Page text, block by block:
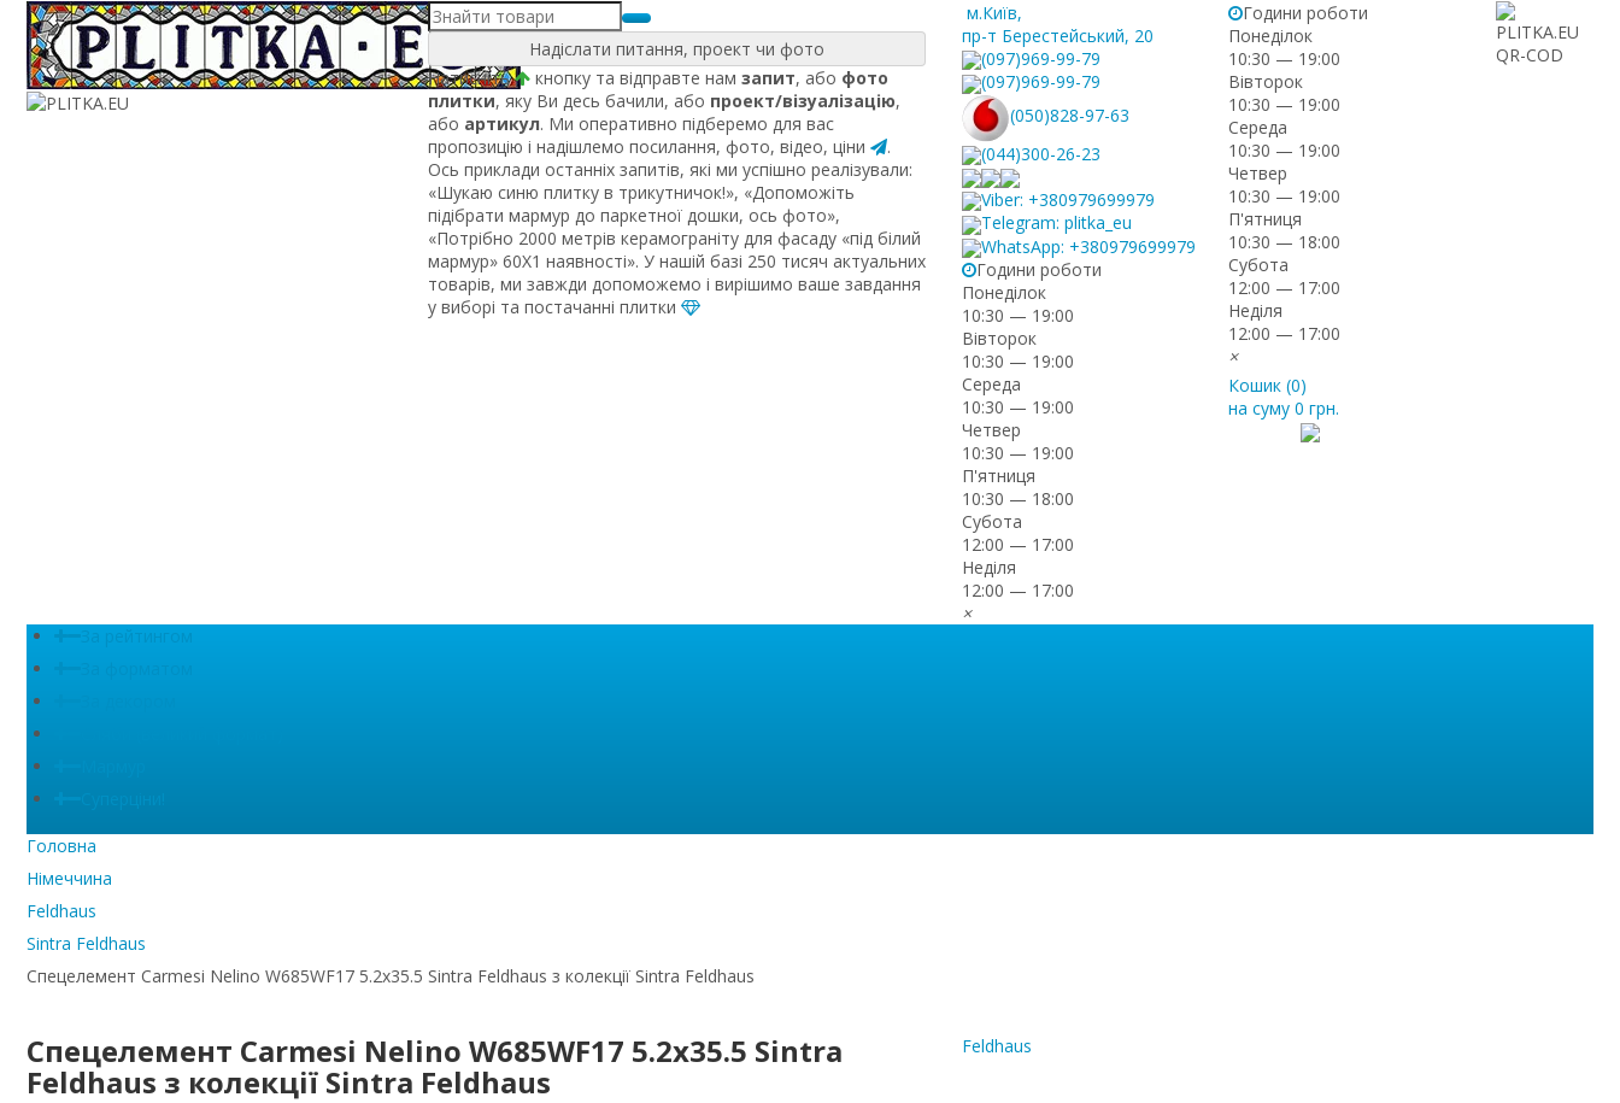
Надіслати питання, проект чи фото
Натисніть
кнопку та відправте нам запит, або фото
плитки, яку Ви десь бачили, або проект/візуалізацію,
або артикул. Ми оперативно підберемо для вас
пропозицію і надішлемо посилання, фото, відео, ціни
.
Ось приклади останніх запитів, які ми успішно реалізували:
«Шукаю синю плитку в трикутничок!», «Допоможіть
підібрати мармур до паркетної дошки, ось фото»,
«Потрібно 2000 метрів керамограніту для фасаду «під білий
мармур» 60Х1 наявності». У нашій базі 250 тисяч актуальних
товарів, ми завжди допоможемо і вирішимо ваше завдання
у виборі та постачанні плитки
м.Київ,
пр-т Берестейський, 20
(097)969-99-79
(097)969-99-79
(050)828-97-63
(044)300-26-23
Viber: +380979699979
Telegram: plitka_eu
WhatsApp: +380979699979
Години роботи
Понеділок
10:30 — 19:00
Вівторок
10:30 — 19:00
Середа
10:30 — 19:00
Четвер
10:30 — 19:00
П'ятниця
10:30 — 18:00
Субота
12:00 — 17:00
Неділя
12:00 — 17:00
×
Години роботи
Понеділок
10:30 — 19:00
Вівторок
10:30 — 19:00
Середа
10:30 — 19:00
Четвер
10:30 — 19:00
П'ятниця
10:30 — 18:00
Субота
12:00 — 17:00
Неділя
12:00 — 17:00
×
Кошик (0)
на суму0 грн.
За рейтингом
Головна
Німеччина
Feldhaus
Sintra Feldhaus
Спецелемент Carmesi Nelino W685WF17 5.2x35.5 Sintra Feldhaus з колекції Sintra Feldhaus
Спецелемент Carmesi Nelino W685WF17 5.2x35.5 Sintra
Feldhaus з колекції Sintra Feldhaus
Feldhaus